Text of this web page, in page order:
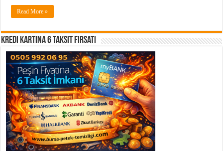
Read More »
Kredi Kartına 6 Taksit Fırsatı